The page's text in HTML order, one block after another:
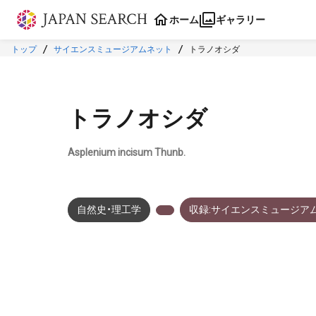
本文に飛ぶ
ホーム ギャラリー
トップ サイエンスミュージアムネット トラノオシダ
トラノオシダ
Asplenium incisum Thunb.
自然史・理工学 収録:サイエンスミュージア